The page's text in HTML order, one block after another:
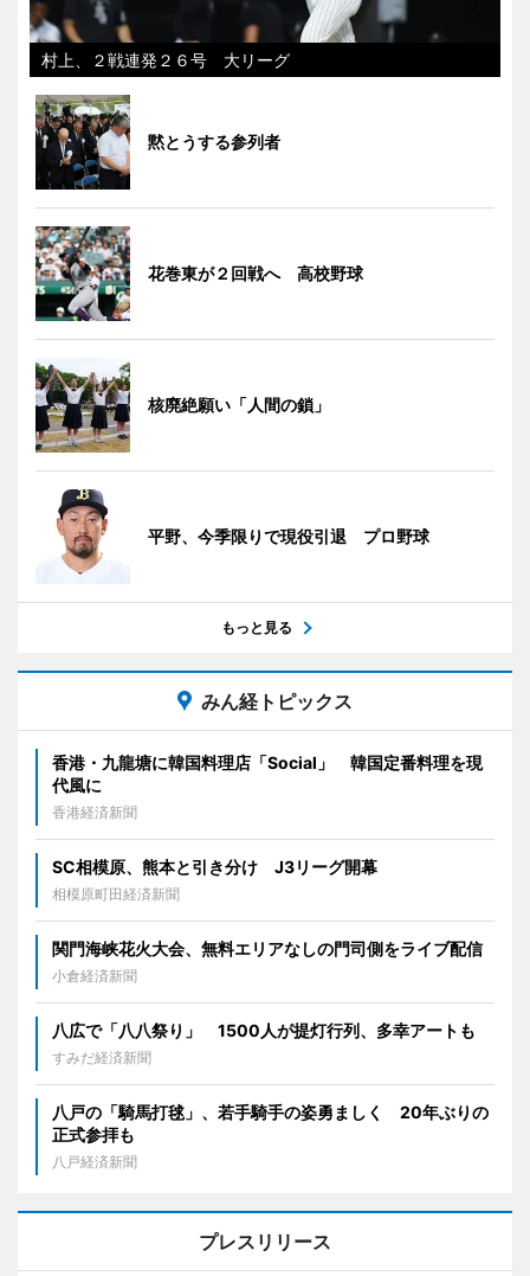
村上、２戦連発２６号 大リーグ
黙とうする参列者
花巻東が２回戦へ 高校野球
核廃絶願い「人間の鎖」
平野、今季限りで現役引退 プロ野球
もっと見る
みん経トピックス
香港・九龍塘に韓国料理店「Social」 韓国定番料理を現
代風に
香港経済新聞
SC相模原、熊本と引き分け J3リーグ開幕
相模原町田経済新聞
関門海峡花火大会、無料エリアなしの門司側をライブ配信
小倉経済新聞
八広で「八八祭り」 1500人が提灯行列、多幸アートも
すみだ経済新聞
八戸の「騎馬打毬」、若手騎手の姿勇ましく 20年ぶりの
正式参拝も
八戸経済新聞
プレスリリース